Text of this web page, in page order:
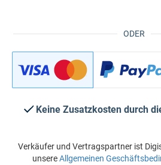
ODER
Keine Zusatzkosten durch
Verkäufer und Vertragspartner ist
unsereAllgemeinen